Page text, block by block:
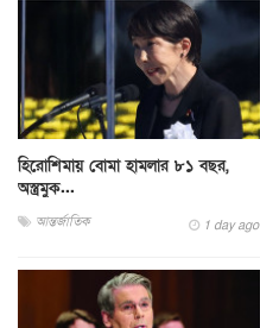
হিরোশিমায় বোমা হামলার ৮১ বছর,
অস্ত্রমুক...
আন্তর্জাতিক 1 day ago